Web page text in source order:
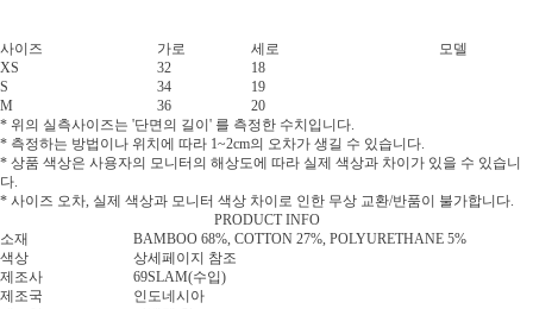
사이즈 가로 세로
모델
XS
32
18
S
34
19
M
36
20
* 위의 실측사이즈는 '단면의 길이' 를 측정한 수치입니다.
* 측정하는 방법이나 위치에 따라 1~2cm의 오차가 생길 수 있습니다.
* 상품 색상은 사용자의 모니터의 해상도에 따라 실제 색상과 차이가 있을 수 있습니
다.
* 사이즈 오차, 실제 색상과 모니터 색상 차이로 인한 무상 교환/반품이 불가합니다.
PRODUCT INFO
소재
BAMBOO 68%, COTTON 27%, POLYURETHANE 5%
색상
상세페이지 참조
제조사
69SLAM(수입)
제조국
인도네시아